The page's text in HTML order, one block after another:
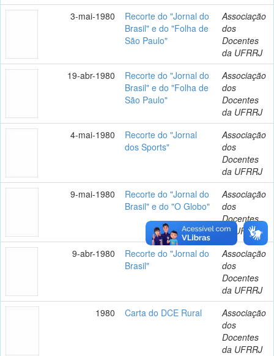
3-mai-1980
Recorte do "Jornal do
Brasil" e do "Folha de
São Paulo"
Associação
dos
Docentes
da UFRRJ
19-abr-1980
Recorte do "Jornal do
Brasil" e do "Folha de
São Paulo"
Associação
dos
Docentes
da UFRRJ
4-mai-1980
Recorte do "Jornal
dos Sports"
Associação
dos
Docentes
da UFRRJ
9-mai-1980
Recorte do "Jornal do
Brasil" e do "O Globo"
Associação
dos
Docentes
da UFRRJ
9-abr-1980
Recorte do "Jornal do
Brasil"
Associação
dos
Docentes
da UFRRJ
1980
Carta do DCE Rural
Associação
dos
Docentes
da UFRRJ